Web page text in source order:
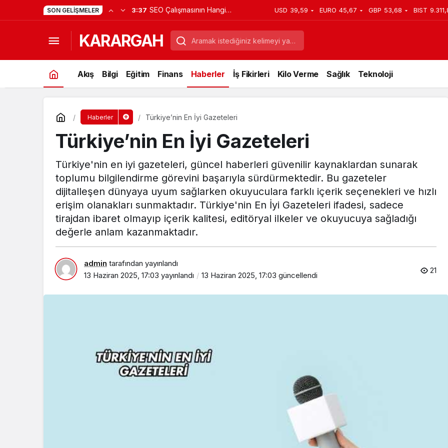
SON GELIŞMELER 3:37 SEO Çalışmasının Hangi
Aşamasında Tanıtım Yazısı
USD 39,59 EURO 45,67 GBP 53,68 BIST
KARARGAH
Akış Bilgi Eğitim Finans Haberler İş Fikirleri Kilo Verme Sağlık Teknoloji
Haberler Türkiye’nin En İyi Gazeteleri
Türkiye’nin En İyi Gazeteleri
Türkiye'nin en iyi gazeteleri, güncel haberleri güvenilir kaynaklardan sunarak
toplumu bilgilendirme görevini başarıyla sürdürmektedir. Bu gazeteler
dijitalleşen dünyaya uyum sağlarken okuyuculara farklı içerik seçenekleri ve hızlı
erişim olanakları sunmaktadır. Türkiye'nin En İyi Gazeteleri ifadesi, sadece
tirajdan ibaret olmayıp içerik kalitesi, editöryal ilkeler ve okuyucuya sağladığı
değerle anlam kazanmaktadır.
admin tarafından yayınlandı
13 Haziran 2025, 17:03 yayınlandı 13 Haziran 2025, 17:03 güncellendi 21